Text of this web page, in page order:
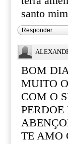
santo
Responder
BOM
MUITO
COM O
TE AMO